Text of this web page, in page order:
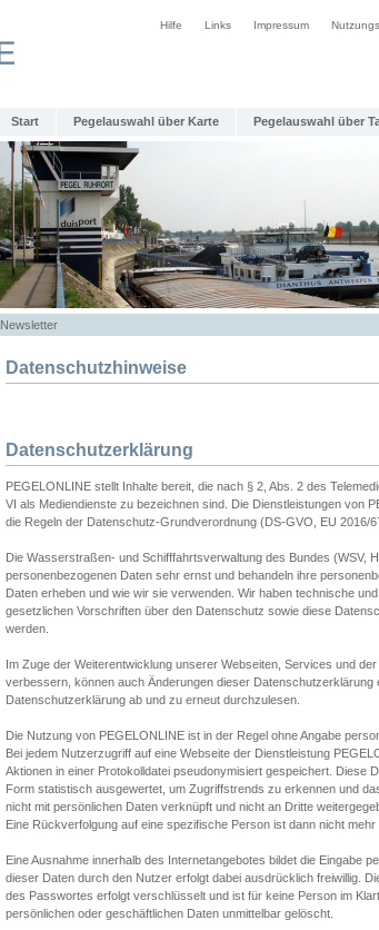
Hilfe Links Impressum
Start Pegelauswahl über Karte Pegelauswahl über
Newsletter
Datenschutzhinweise
Datenschutzerklärung
PEGELONLINE stellt Inhalte bereit, die nach § 2, Abs. 2 des
VI als Mediendienste zu bezeichnen sind. Die Dienstleistungen von
die Regeln der Datenschutz-Grundverordnung (DS-GVO, EU 2016/
Die Wasserstraßen- und Schifffahrtsverwaltung des Bundes (WSV,
personenbezogenen Daten sehr ernst und behandeln ihre
Daten erheben und wie wir sie verwenden. Wir haben technische
gesetzlichen Vorschriften über den Datenschutz sowie diese
werden.
Im Zuge der Weiterentwicklung unserer Webseiten, Services und
verbessern, können auch Änderungen dieser
Datenschutzerklärung ab und zu erneut durchzulesen.
Die Nutzung von PEGELONLINE ist in der Regel ohne Angabe
Bei jedem Nutzerzugriff auf eine Webseite der Dienstleistung
Aktionen in einer Protokolldatei pseudonymisiert gespeichert. Diese
Form statistisch ausgewertet, um Zugriffstrends zu erkennen und
nicht mit persönlichen Daten verknüpft und nicht an Dritte
Eine Rückverfolgung auf eine spezifische Person ist dann nicht mehr
Eine Ausnahme innerhalb des Internetangebotes bildet die Eingabe
dieser Daten durch den Nutzer erfolgt dabei ausdrücklich freiwillig.
des Passwortes erfolgt verschlüsselt und ist für keine Person im
persönlichen oder geschäftlichen Daten unmittelbar gelöscht.